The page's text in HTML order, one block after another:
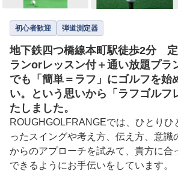
初心者歓迎 弾道測定器
地下鉄四つ橋線本町駅徒歩2分
ランorレッスン付＋通い放題プラ
でも「簡単＝ラフ」にゴルフを始
い。という思いから「ラフゴルフ
たしました。
ROUGHGOLFRANGEでは、ひとりひ
ったスイングや考え方、伝え方、意識
からのアプローチを試みて、貴方に合
できるようにお手伝いをしています。